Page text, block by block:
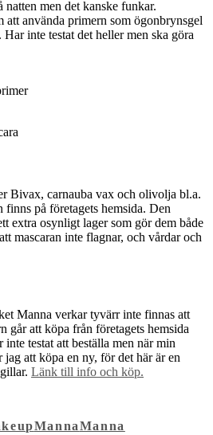
men det kanske funkar.
att använda primern som ögonbrynsgel
inte testat det heller men ska göra
Bivax, carnauba vax och olivolja bl.a.
på företagets hemsida. Den
extra osynligt lager som gör dem både
mascaran inte flagnar, och vårdar och
Manna verkar tyvärr inte finnas att
går att köpa från företagets hemsida
testat att beställa men när min
att köpa en ny, för det här är en
Länk till info och köp.
MannaManna